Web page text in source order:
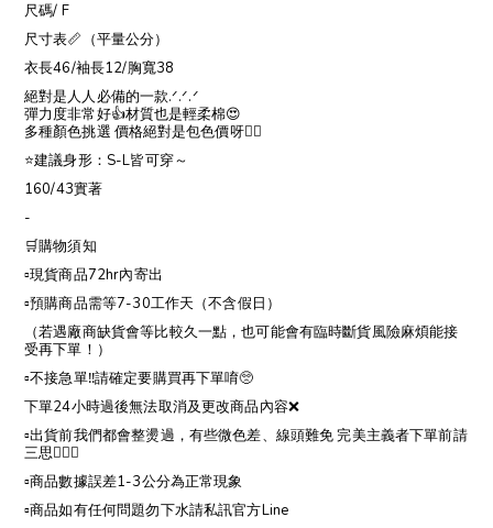
尺碼/ F
尺寸表📏（平量公分）
衣長46/袖長12/胸寬38
絕對是人人必備的一款.ᐟ.ᐟ.ᐟ
彈力度非常好👍材質也是輕柔棉😍
多種顏色挑選 價格絕對是包色價呀❤️‍🔥
⭐️建議身形：S-L皆可穿～
160/43實著
-
🛒購物須知
▫️現貨商品72hr內寄出
▫️預購商品需等7-30工作天（不含假日）
（若遇廠商缺貨會等比較久一點，也可能會有臨時斷貨風險麻煩能接
受再下單！）
▫️不接急單‼️請確定要購買再下單唷🥺
下單24小時過後無法取消及更改商品內容❌
▫️出貨前我們都會整燙過，有些微色差、線頭難免 完美主義者下單前請
三思🙇🏻‍♀️
▫️商品數據誤差1-3公分為正常現象
▫️商品如有任何問題勿下水請私訊官方Line